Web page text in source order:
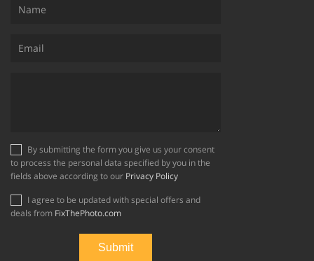
to process the personal data specified by you in the
fields above according to our Privacy Policy
deals from FixThePhoto.com